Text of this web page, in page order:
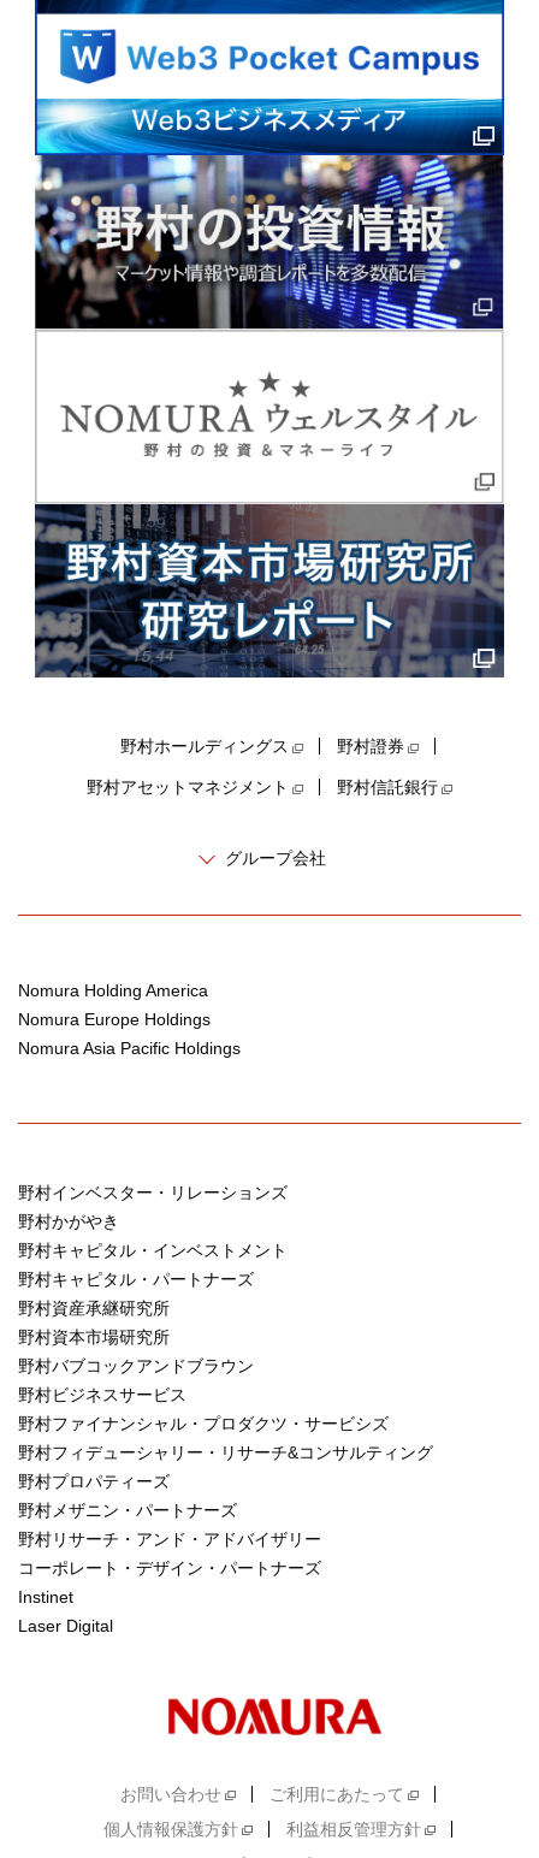
野村ホールディングス 野村證券
野村アセットマネジメント 野村信託銀行
グループ会社
Nomura Holding America
Nomura Europe Holdings
Nomura Asia Pacific Holdings
野村インベスター・リレーションズ
野村かがやき
野村キャピタル・インベストメント
野村キャピタル・パートナーズ
野村資産承継研究所
野村資本市場研究所
野村バブコックアンドブラウン
野村ビジネスサービス
野村ファイナンシャル・プロダクツ・サービシズ
野村フィデューシャリー・リサーチ&コンサルティング
野村プロパティーズ
野村メザニン・パートナーズ
野村リサーチ・アンド・アドバイザリー
コーポレート・デザイン・パートナーズ
Instinet
Laser Digital
お問い合わせ
ご利用にあたって
個人情報保護方針
利益相反管理方針